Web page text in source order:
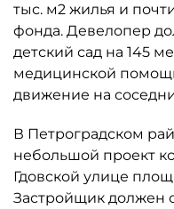
тыс. м2 жилья и
фонда. Девелопер
детский сад на 145
медицинской
движение на
В Петроградском
небольшой проект
Гдовской улице
Застройщик должен